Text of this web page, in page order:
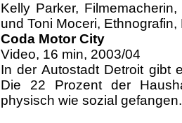
Kelly Parker,
und Toni Moceri, Ethnografin,
Coda Motor City
Video, 16 min, 2003/04
In der Autostadt Detroit gibt
Die 22 Prozent der
physisch wie sozial gefangen.